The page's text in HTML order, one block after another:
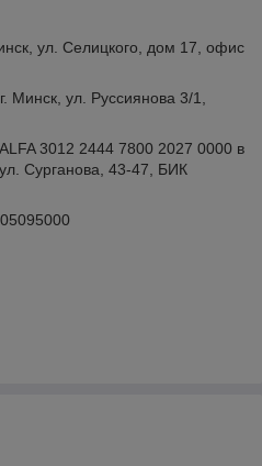
ул. Селицкого, дом 17, офис
Минск, ул. Руссиянова 3/1,
3012 2444 7800 2027 0000 в
Сурганова, 43-47, БИК